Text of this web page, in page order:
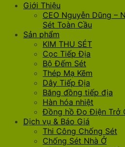
Giới Thiệu
CEO Nguyễn Dũng –
Sét Toàn Cầu
Sản phẩm
KIM THU SÉT
Cọc Tiếp Địa
Bộ Đếm Sét
Thép Mạ Kẽm
Dây Tiếp Địa
Băng đồng tiếp địa
Hàn hóa nhiệt
Đồng hồ Đo Điện Trở
Dịch vụ & Báo Giá
Thi Công Chống Sét
Chống Sét Nhà Ở